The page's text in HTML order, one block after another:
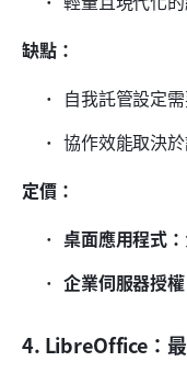
缺點：
自我託管設定
協作效能取決
定價：
桌面應用程式：
企業伺服器授權
4. LibreOffice：